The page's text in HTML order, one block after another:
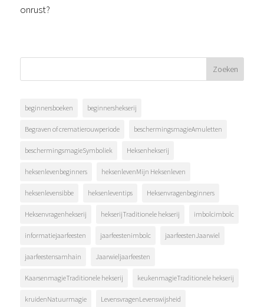
onrust?
beginnersboeken beginnershekserij
Begraven of crematierouwperiode beschermingsmagieAmuletten
beschermingsmagieSymboliek Heksenhekserij
heksenlevenbeginners heksenlevenMijn Heksenleven
heksenlevensibbe heksenleventips Heksenvragenbeginners
Heksenvragenhekserij hekserijTraditionele hekserij imbolcimbolc
informatiejaarfeesten jaarfeestenimbolc jaarfeestenJaarwiel
jaarfeestensamhain Jaarwieljaarfeesten
KaarsenmagieTraditionele hekserij keukenmagieTraditionele hekserij
kruidenNatuurmagie LevensvragenLevenswijsheid